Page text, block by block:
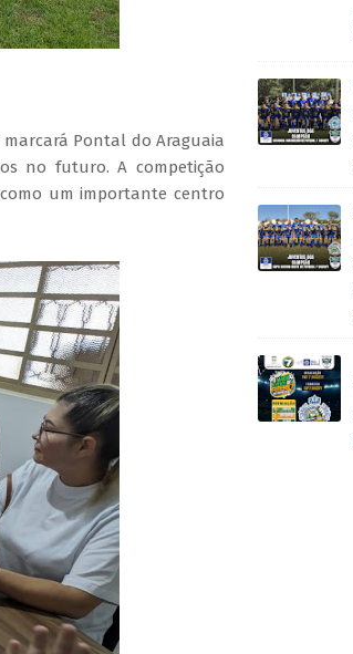
marcará Pontal do Araguaia
no futuro. A competição
um importante centro